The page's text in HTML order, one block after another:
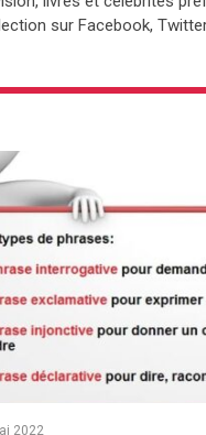
sur Facebook,
2022